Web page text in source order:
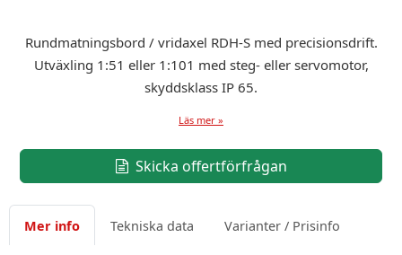
Rundmatningsbord / vridaxel RDH-S med precisionsdrift.
Utväxling 1:51 eller 1:101 med steg- eller servomotor,
skyddsklass IP 65.
Läs mer »
Skicka offertförfrågan
Mer info Tekniska data Varianter / Prisinfo